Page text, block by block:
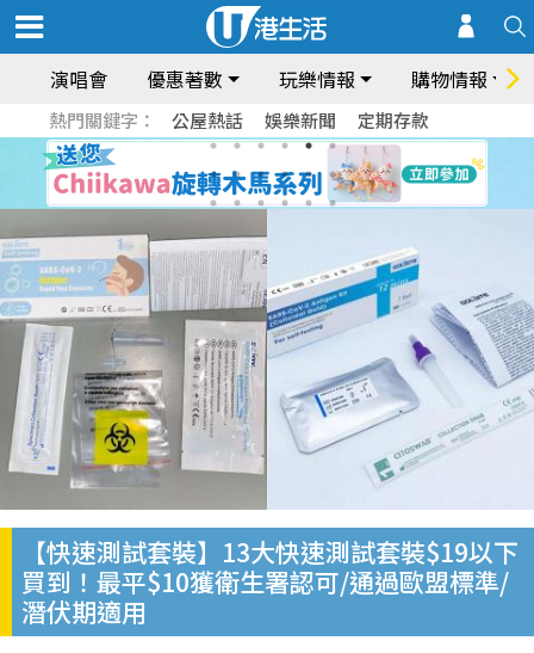
演唱會 優惠著數 玩樂情報 購物情報
熱門關鍵字： 公屋熱話 娛樂新聞 定期存款
【快速測試套裝】13大快速測試套裝$19以下
買到！最平$10獲衛生署認可/通過歐盟標準/
潛伏期適用